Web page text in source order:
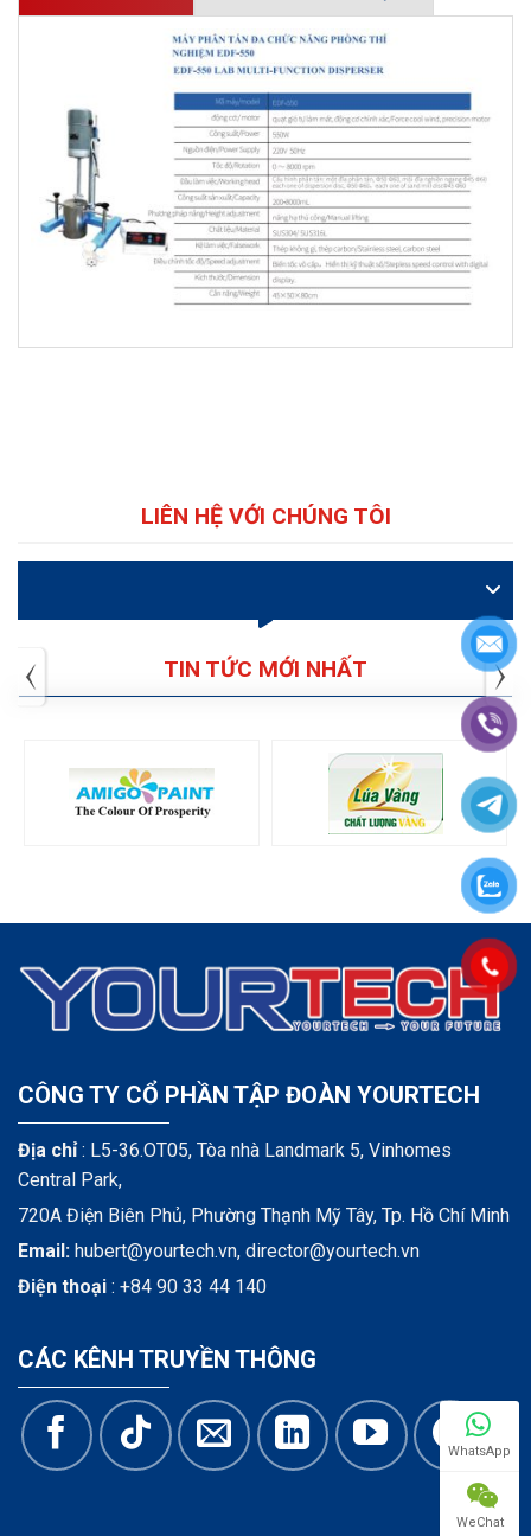
LIÊN HỆ VỚI CHÚNG TÔI
TIN TỨC MỚI NHẤT
CÔNG TY CỔ PHẦN TẬP ĐOÀN YOURTECH
Địa chỉ: L5-36.OT05, Tòa nhà Landmark 5, Vinhomes
Central Park,
720A Điện Biên Phủ, Phường Thạnh Mỹ Tây, Tp. Hồ Chí Minh
Email: hubert@yourtech.vn, director@yourtech.vn
Điện thoại : +84 90 33 44 140
CÁC KÊNH TRUYỀN THÔNG
WhatsApp
WeChat